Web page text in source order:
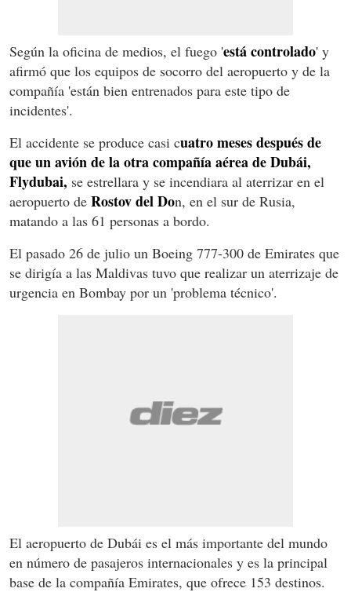
Según la oficina de medios, el fuego 'está controlado' y
afirmó que los equipos de socorro del aeropuerto y de la
compañía 'están bien entrenados para este tipo de
incidentes'.
El accidente se produce casi cuatro meses después de
que un avión de la otra compañía aérea de Dubái,
Flydubai, se estrellara y se incendiara al aterrizar en el
aeropuerto de Rostov del Don, en el sur de Rusia,
matando a las 61 personas a bordo.
El pasado 26 de julio un Boeing 777-300 de Emirates que
se dirigía a las Maldivas tuvo que realizar un aterrizaje de
urgencia en Bombay por un 'problema técnico'.
El aeropuerto de Dubái es el más importante del mundo
en número de pasajeros internacionales y es la principal
base de la compañía Emirates, que ofrece 153 destinos.